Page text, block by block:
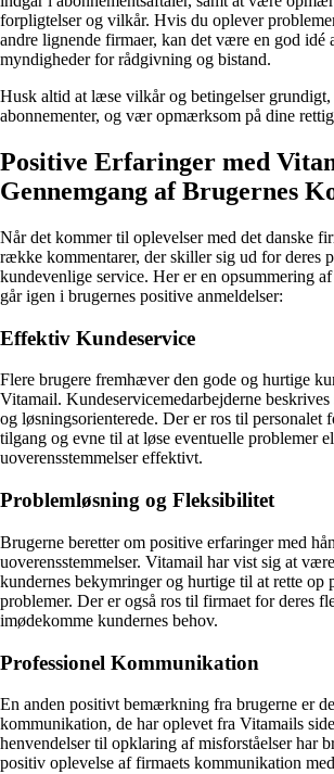
forpligtelser og vilkår. Hvis du oplever
andre lignende firmaer, kan det være en god idé
myndigheder for rådgivning og bistand.
Husk altid at læse vilkår og betingelser
abonnementer, og vær opmærksom på dine
Positive Erfaringer med
Gennemgang af Brugernes
Når det kommer til oplevelser med det danske
række kommentarer, der skiller sig ud for deres
kundevenlige service. Her er en opsummering
går igen i brugernes positive anmeldelser:
Effektiv Kundeservice
Flere brugere fremhæver den gode og hurtige
Vitamail. Kundeservicemedarbejderne
og løsningsorienterede. Der er ros til personalet
tilgang og evne til at løse eventuelle problemer
uoverensstemmelser effektivt.
Problemløsning og Fleksibilitet
Brugerne beretter om positive erfaringer med
uoverensstemmelser. Vitamail har vist sig at
kundernes bekymringer og hurtige til at rette op
problemer. Der er også ros til firmaet for deres
imødekomme kundernes behov.
Professionel Kommunikation
En anden positivt bemærkning fra brugerne er
kommunikation, de har oplevet fra Vitamails
henvendelser til opklaring af misforståelser har
positiv oplevelse af firmaets kommunikation